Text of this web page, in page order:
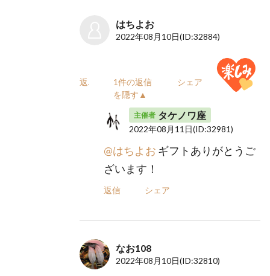
はちよお
2022年08月10日(ID:32884)
返信
1件の返信
を隠す▲
シェア
主催者 タケノワ座
2022年08月11日(ID:32981)
@はちよお ギフトありがとうご
ざいます！
返信 シェア
なお108
2022年08月10日(ID:32810)